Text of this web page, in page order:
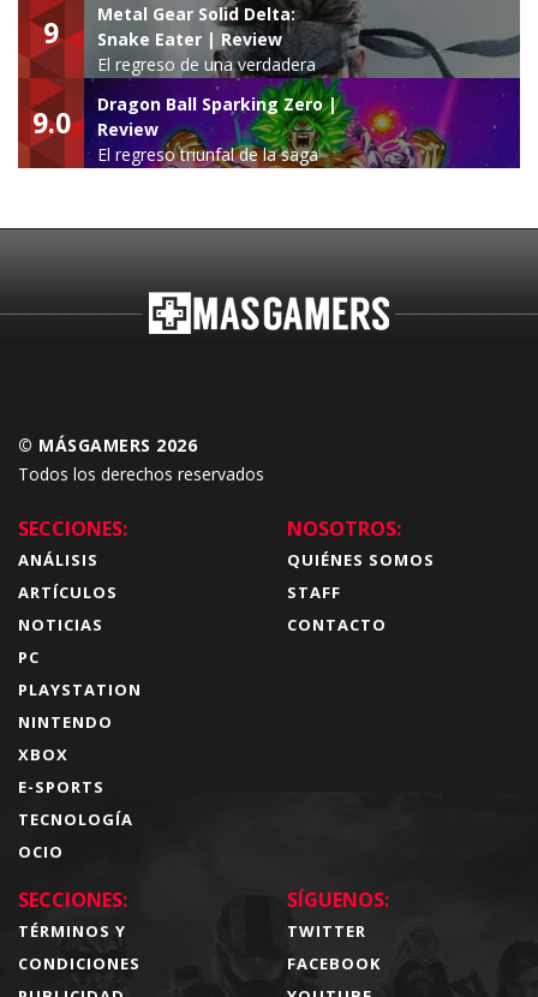
9
Metal Gear Solid Delta:
Snake Eater | Review
El regreso de una verdadera
leyenda
9.0
Dragon Ball Sparking Zero |
Review
El regreso triunfal de la saga
© MÁSGAMERS 2026
Todos los derechos reservados
SECCIONES:
ANÁLISIS
ARTÍCULOS
NOTICIAS
PC
PLAYSTATION
NINTENDO
XBOX
E-SPORTS
TECNOLOGÍA
OCIO
NOSOTROS:
QUIÉNES SOMOS
STAFF
CONTACTO
SECCIONES:
TÉRMINOS Y
CONDICIONES
SÍGUENOS:
TWITTER
FACEBOOK